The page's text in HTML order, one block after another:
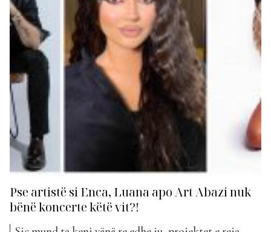
Pse artistë si Enca, Luana apo Art Abazi nuk
bënë koncerte këtë vit?!